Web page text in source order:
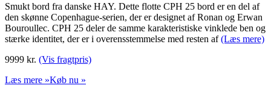
Smukt bord fra danske HAY. Dette flotte CPH 25 bord er en del af
den skønne Copenhague-serien, der er designet af Ronan og Erwan
Bouroullec. CPH 25 deler de samme karakteristiske vinklede ben og
stærke identitet, der er i overensstemmelse med resten af(Læs mere)
9999 kr. (Vis fragtpris)
Læs mere »Køb nu »